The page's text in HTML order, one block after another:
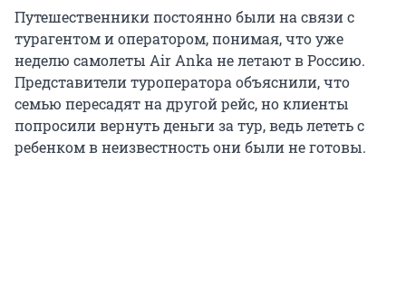
Путешественники постоянно были на связи с
турагентом и оператором, понимая, что уже
неделю самолеты Air Anka не летают в Россию.
Представители туроператора объяснили, что
семью пересадят на другой рейс, но клиенты
попросили вернуть деньги за тур, ведь лететь с
ребенком в неизвестность они были не готовы.